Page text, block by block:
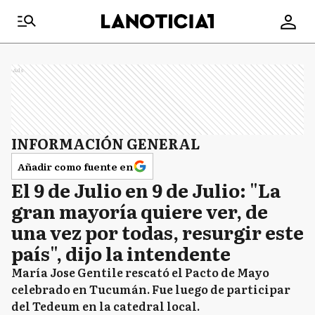
Ads
INFORMACIÓN GENERAL
Añadir como fuente en
El 9 de Julio en 9 de Julio: "La
gran mayoría quiere ver, de
una vez por todas, resurgir este
país", dijo la intendente
María Jose Gentile rescató el Pacto de Mayo
celebrado en Tucumán. Fue luego de participar
del Tedeum en la catedral local.